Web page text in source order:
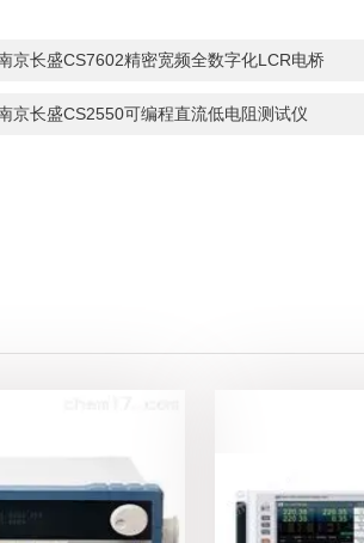
京长盛CS7602精密宽频全数字化LCR电桥
京长盛CS2550可编程直流低电阻测试仪